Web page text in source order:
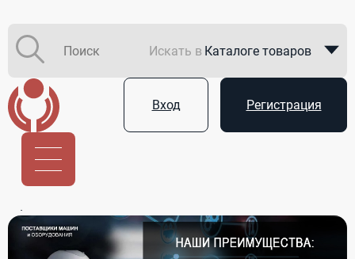
Искать в Каталоге товаров
Вход Регистрация